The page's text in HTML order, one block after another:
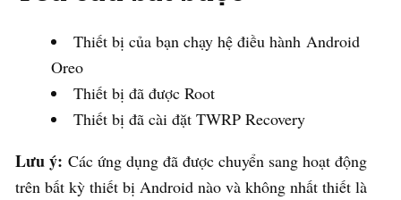
Thiết bị của bạn chạy hệ điều hành Android
Oreo
Thiết bị đã được Root
Thiết bị đã cài đặt TWRP Recovery
Lưu ý: Các ứng dụng đã được chuyển sang hoạt động
trên bất kỳ thiết bị Android nào và không nhất thiết là